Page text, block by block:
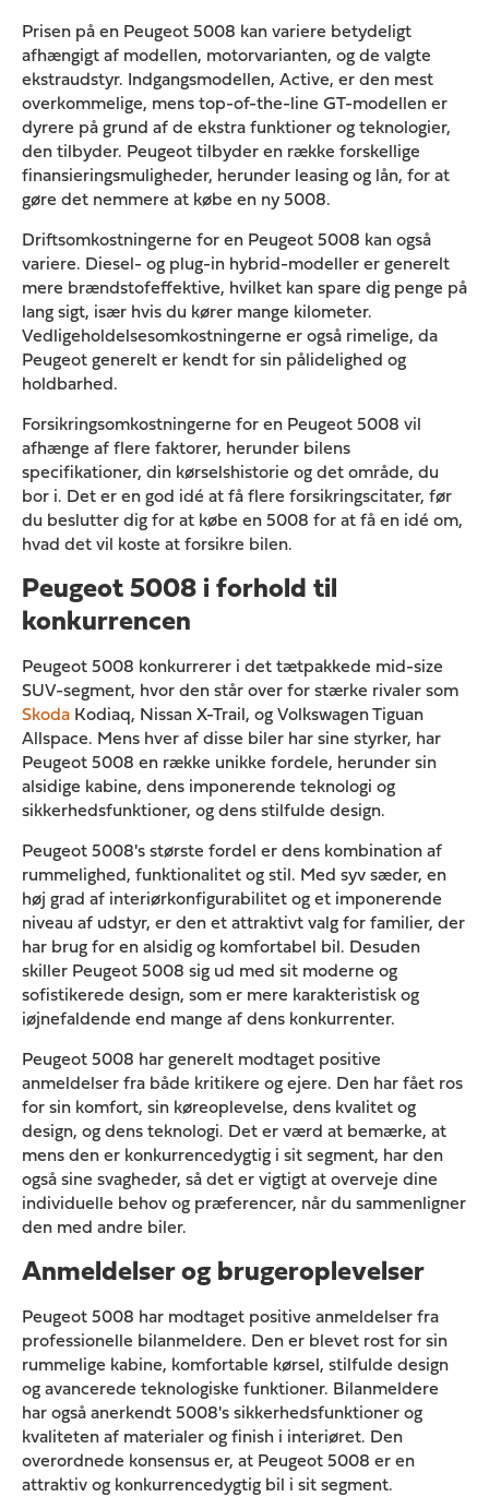
Prisen på en Peugeot 5008 kan variere betydeligt
afhængigt af modellen, motorvarianten, og de valgte
ekstraudstyr. Indgangsmodellen, Active, er den mest
overkommelige, mens top-of-the-line GT-modellen er
dyrere på grund af de ekstra funktioner og teknologier,
den tilbyder. Peugeot tilbyder en række forskellige
finansieringsmuligheder, herunder leasing og lån, for at
gøre det nemmere at købe en ny 5008.
Driftsomkostningerne for en Peugeot 5008 kan også
variere. Diesel- og plug-in hybrid-modeller er generelt
mere brændstofeffektive, hvilket kan spare dig penge på
lang sigt, især hvis du kører mange kilometer.
Vedligeholdelsesomkostningerne er også rimelige, da
Peugeot generelt er kendt for sin pålidelighed og
holdbarhed.
Forsikringsomkostningerne for en Peugeot 5008 vil
afhænge af flere faktorer, herunder bilens
specifikationer, din kørselshistorie og det område, du
bor i. Det er en god idé at få flere forsikringscitater, før
du beslutter dig for at købe en 5008 for at få en idé om,
hvad det vil koste at forsikre bilen.
Peugeot 5008 i forhold til
konkurrencen
Peugeot 5008 konkurrerer i det tætpakkede mid-size
SUV-segment, hvor den står over for stærke rivaler som
Skoda Kodiaq, Nissan X-Trail, og Volkswagen Tiguan
Allspace. Mens hver af disse biler har sine styrker, har
Peugeot 5008 en række unikke fordele, herunder sin
alsidige kabine, dens imponerende teknologi og
sikkerhedsfunktioner, og dens stilfulde design.
Peugeot 5008's største fordel er dens kombination af
rummelighed, funktionalitet og stil. Med syv sæder, en
høj grad af interiørkonfigurabilitet og et imponerende
niveau af udstyr, er den et attraktivt valg for familier, der
har brug for en alsidig og komfortabel bil. Desuden
skiller Peugeot 5008 sig ud med sit moderne og
sofistikerede design, som er mere karakteristisk og
iøjnefaldende end mange af dens konkurrenter.
Peugeot 5008 har generelt modtaget positive
anmeldelser fra både kritikere og ejere. Den har fået ros
for sin komfort, sin køreoplevelse, dens kvalitet og
design, og dens teknologi. Det er værd at bemærke, at
mens den er konkurrencedygtig i sit segment, har den
også sine svagheder, så det er vigtigt at overveje dine
individuelle behov og præferencer, når du sammenligner
den med andre biler.
Anmeldelser og brugeroplevelser
Peugeot 5008 har modtaget positive anmeldelser fra
professionelle bilanmeldere. Den er blevet rost for sin
rummelige kabine, komfortable kørsel, stilfulde design
og avancerede teknologiske funktioner. Bilanmeldere
har også anerkendt 5008's sikkerhedsfunktioner og
kvaliteten af materialer og finish i interiøret. Den
overordnede konsensus er, at Peugeot 5008 er en
attraktiv og konkurrencedygtig bil i sit segment.